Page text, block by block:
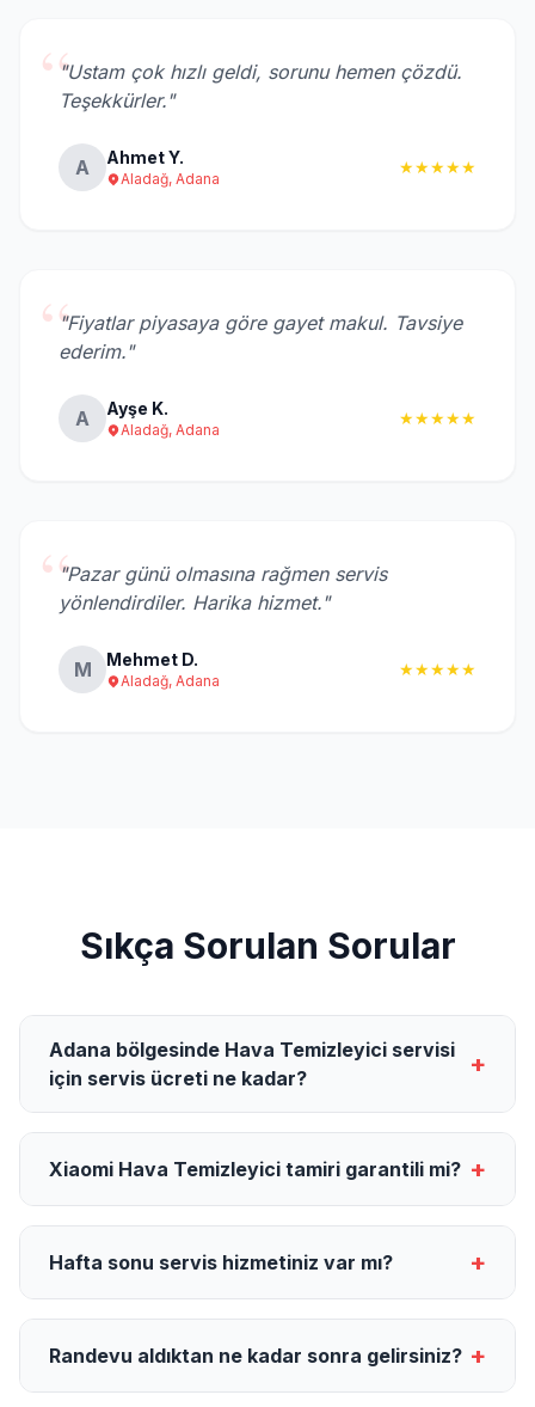
“"Ustam çok hızlı geldi, sorunu hemen çözdü.
Teşekkürler."
A Ahmet Y.
Aladağ, Adana
★★★★★
“"Fiyatlar piyasaya göre gayet makul. Tavsiye
ederim."
A Ayşe K.
Aladağ, Adana
★★★★★
“"Pazar günü olmasına rağmen servis
yönlendirdiler. Harika hizmet."
M Mehmet D.
Aladağ, Adana
★★★★★
Sıkça Sorulan Sorular
Adana bölgesinde Hava Temizleyici servisi
için servis ücreti ne kadar?
+
Xiaomi Hava Temizleyici tamiri garantili mi? +
Hafta sonu servis hizmetiniz var mı? +
Randevu aldıktan ne kadar sonra gelirsiniz? +